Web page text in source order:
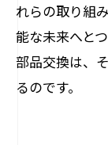
れらの取り組
能な未来へと
部品交換は、
るのです。